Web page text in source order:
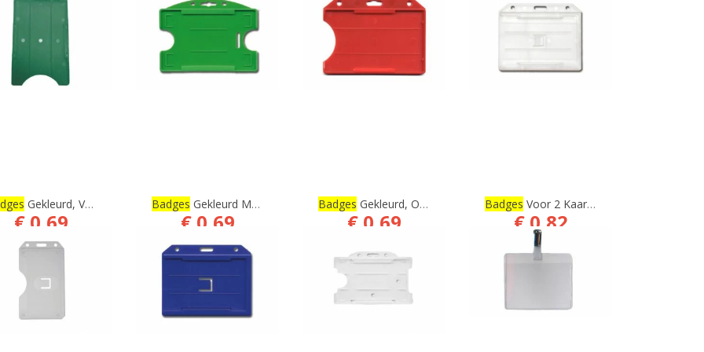
Gekleurd, Verticaal, Open Model
€ 0,69
€ 0,57
Badges Gekleurd Met 2 Duimgaten, Open Model
€ 0,69
BESTELLEN
Badges Gekleurd, Open Model
€ 0,69
BESTELLEN
Badges Voor 2 Kaarten, Horizontaal, Open Model
€ 0,82